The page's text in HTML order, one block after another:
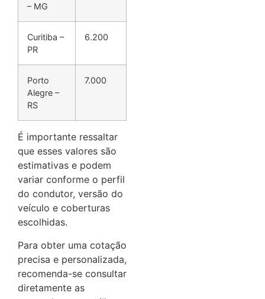
– MG
Curitiba –
PR
6.200
Porto
Alegre –
RS
7.000
É importante ressaltar
que esses valores são
estimativas e podem
variar conforme o perfil
do condutor, versão do
veículo e coberturas
escolhidas.
Para obter uma cotação
precisa e personalizada,
recomenda-se consultar
diretamente as